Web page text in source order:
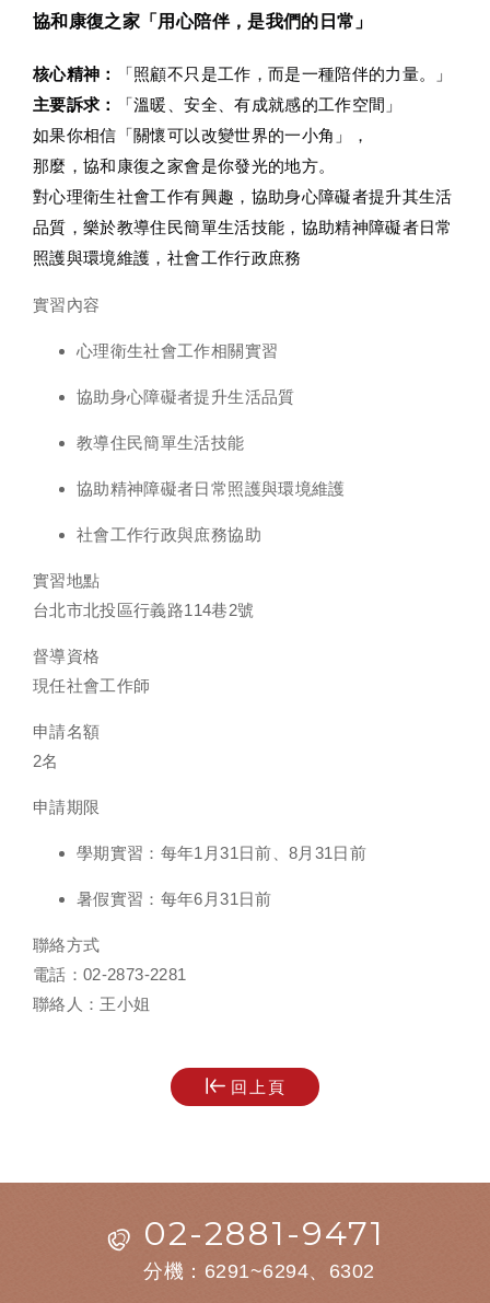
協和康復之家「用心陪伴，是我們的日常」
核心精神：
「照顧不只是工作，而是一種陪伴的力量。」
主要訴求：
「溫暖、安全、有成就感的工作空間」
如果你相信「關懷可以改變世界的一小角」，
那麼，協和康復之家會是你發光的地方。
對心理衛生社會工作有興趣，協助身心障礙者提升其生活
品質，樂於教導住民簡單生活技能，協助精神障礙者日常
照護與環境維護，社會工作行政庶務
實習內容
心理衛生社會工作相關實習
協助身心障礙者提升生活品質
教導住民簡單生活技能
協助精神障礙者日常照護與環境維護
社會工作行政與庶務協助
實習地點
台北市北投區行義路114巷2號
督導資格
現任社會工作師
申請名額
2名
申請期限
學期實習：每年1月31日前、8月31日前
暑假實習：每年6月31日前
聯絡方式
電話：02-2873-2281
聯絡人：王小姐
回上頁
02-2881-9471
分機：6291~6294、6302